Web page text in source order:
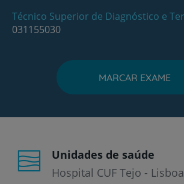
Técnico Superior de Diagnóstico e
031155030
MARCAR EXAME
Unidades de saúde
Hospital CUF Tejo - Lisboa